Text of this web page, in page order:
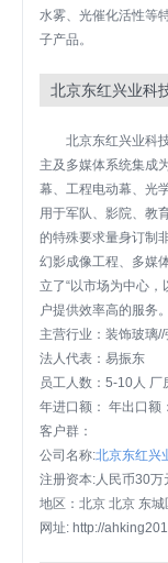
水雾、光催化活性等
子产品。
北京东红兴业科
北京东红兴业科
主及多媒体系统集成
幕、工程电动幕、光
用于军队、影院、教
的特殊要求量身订制
幻影成像工程、多媒
立了“以市场为中心
户提供效率高的服务。
主营行业：装饰玻璃
法人代表：易振东
员工人数：5-10人
年进口额： 年出口额
客户群：
公司名称:北京东红兴
注册资本:人民币30
地区：北京 北京 东城
网址: http://